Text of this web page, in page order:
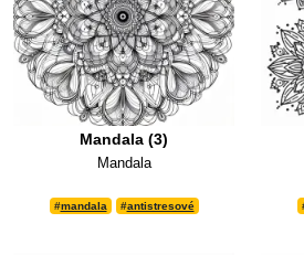
Mandala (3)
Mandala
#mandala #antistresové